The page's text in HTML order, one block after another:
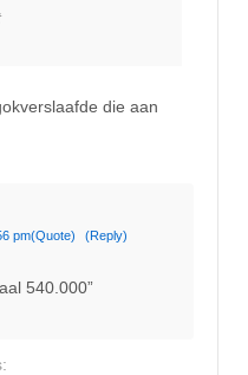
die aan
pm(Quote) (Reply)
540.000”